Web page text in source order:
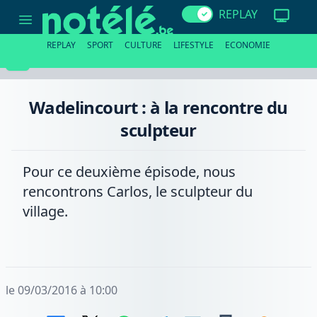
sculpteur
REPLAY
REPLAY SPORT CULTURE LIFESTYLE ECONOMIE
Wadelincourt : à la rencontre du
sculpteur
Pour ce deuxième épisode, nous
rencontrons Carlos, le sculpteur du
village.
le 09/03/2016 à 10:00